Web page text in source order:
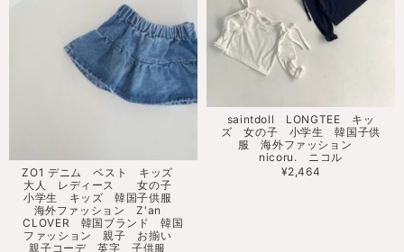
ZO1 デニム ベスト キッズ
大人 レディース 女の子
小学生 キッズ 韓国子供服
海外ファッション Z'an
CLOVER 韓国ブランド 韓国
ファッション 親子 お揃い
親子コーデ 英字 子供服
saintdoll LONGTEE キッ
ズ 女の子 小学生 韓国子供
服 海外ファッション
nicoru. ニコル
¥2,464